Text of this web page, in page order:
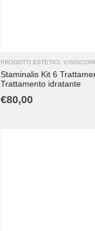
PRODOTTI ESTETICI,VISO/
Staminalis Kit 6
Trattamento idratante
€80,00